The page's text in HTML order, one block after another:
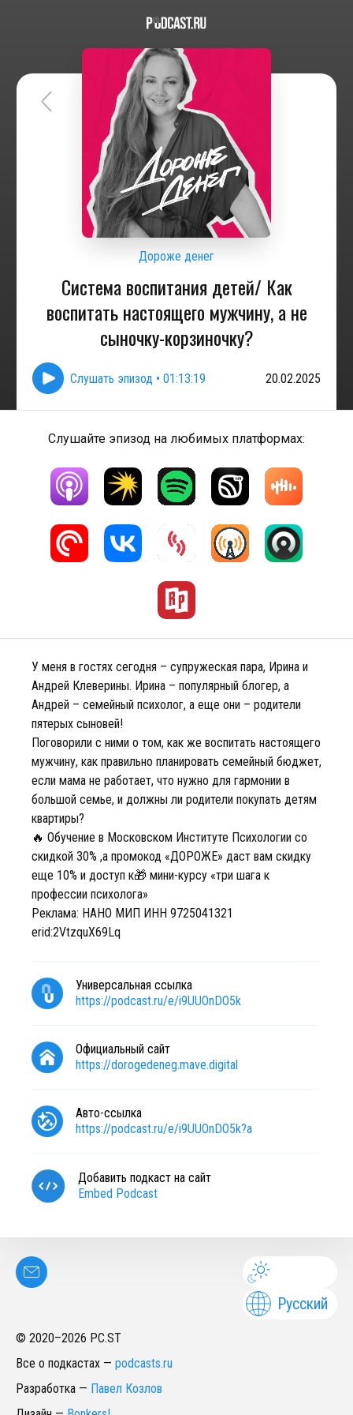
Дороже денег
Система воспитания детей/ Как
воспитать настоящего мужчину, а не
сыночку-корзиночку?
Слушать эпизод • 01:13:19 20.02.2025
Слушайте эпизод на любимых платформах:
У меня в гостях сегодня – супружеская пара, Ирина и
Андрей Клеверины. Ирина – популярный блогер, а
Андрей – семейный психолог, а еще они – родители
пятерых сыновей!
Поговорили с ними о том, как же воспитать настоящего
мужчину, как правильно планировать семейный бюджет,
если мама не работает, что нужно для гармонии в
большой семье, и должны ли родители покупать детям
квартиры?
🔥 Обучение в Московском Институте Психологии со
скидкой 30% ,а промокод «ДОРОЖЕ» даст вам скидку
еще 10% и доступ к🎁 мини-курсу «три шага к
профессии психолога»
Реклама: НАНО МИП ИНН 9725041321
erid:2VtzquX69Lq
Универсальная ссылка
https://podcast.ru/e/i9UUOnDO5k
Официальный сайт
https://dorogedeneg.mave.digital
Авто-ссылка
https://podcast.ru/e/i9UUOnDO5k?a
Добавить подкаст на сайт
Embed Podcast
Русский
© 2020–2026 PC.ST
Все о подкастах — podcasts.ru
Разработка — Павел Козлов